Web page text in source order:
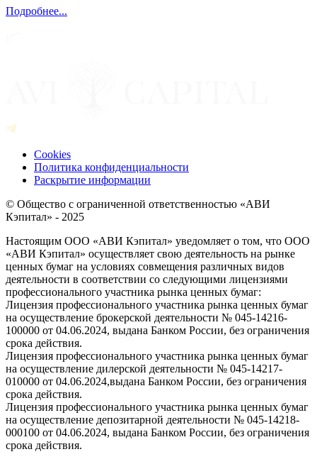
Подробнее...
Cookies
Политика конфиденциальности
Раскрытие информации
© Общество с ограниченной ответственностью «АВИ
Кэпитал» - 2025
Настоящим ООО «АВИ Кэпитал» уведомляет о том, что ООО
«АВИ Кэпитал» осуществляет свою деятельность на рынке
ценных бумаг на условиях совмещения различных видов
деятельности в соответствии со следующими лицензиями
профессионального участника рынка ценных бумаг:
Лицензия профессионального участника рынка ценных бумаг
на осуществление брокерской деятельности № 045-14216-
100000 от 04.06.2024, выдана Банком России, без ограничения
срока действия.
Лицензия профессионального участника рынка ценных бумаг
на осуществление дилерской деятельности № 045-14217-
010000 от 04.06.2024,выдана Банком России, без ограничения
срока действия.
Лицензия профессионального участника рынка ценных бумаг
на осуществление депозитарной деятельности № 045-14218-
000100 от 04.06.2024, выдана Банком России, без ограничения
срока действия.